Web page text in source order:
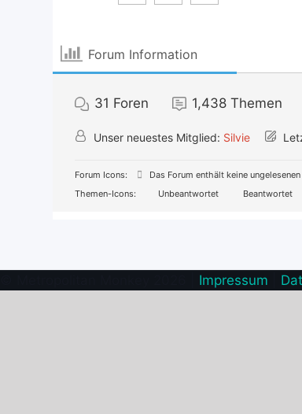
Forum Information
31 Foren 1,438 Themen
Unser neuestes Mitglied: Silvie
Forum Icons: Das Forum enthält keine
Themen-Icons:
Unbeantwortet Beantwortet
Impressum